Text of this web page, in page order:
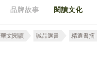
品牌故事 閱讀文化
華文閱讀 誠品選書 精選書摘